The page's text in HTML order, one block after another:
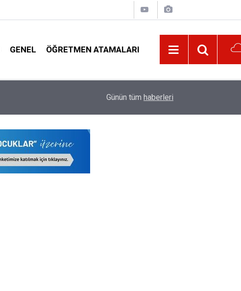
GENEL ÖĞRETMEN ATAMALARI
Günün tüm haberleri